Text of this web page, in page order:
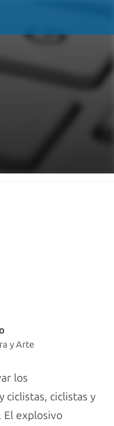
y Arte
los
ciclistas y
El explosivo